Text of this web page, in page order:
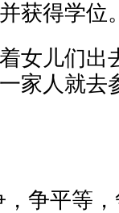
获得学位
女儿们出
家人就去
争平等